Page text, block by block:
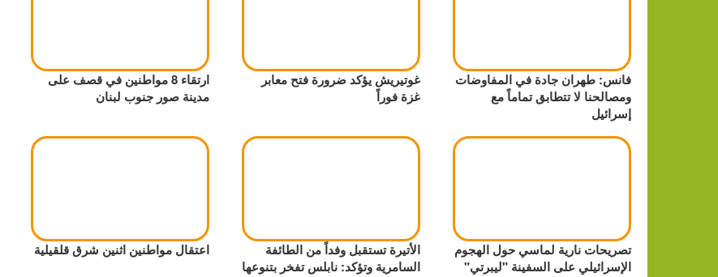
فانس: طهران جادة في المفاوضات
ومصالحنا لا تتطابق تماماً مع
إسرائيل
غوتيريش يؤكد ضرورة فتح معابر
غزة فوراً
ارتقاء 8 مواطنين في قصف على
مدينة صور جنوب لبنان
تصريحات نارية لماسي حول الهجوم
الإسرائيلي على السفينة "ليبرتي"
الأتيرة تستقبل وفداً من الطائفة
السامرية وتؤكد: نابلس تفخر بتنوعها
اعتقال مواطنين اثنين شرق قلقيلية